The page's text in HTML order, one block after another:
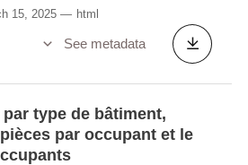
15, 2025 html
See metadata
type de bâtiment,
par occupant et le